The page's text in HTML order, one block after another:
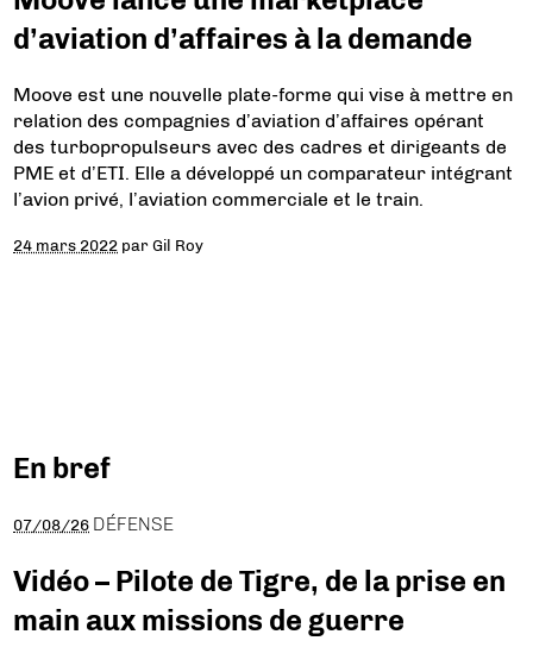
d’aviation d’affaires à la demande
Moove est une nouvelle plate-forme qui vise à mettre en
relation des compagnies d’aviation d’affaires opérant
des turbopropulseurs avec des cadres et dirigeants de
PME et d’ETI. Elle a développé un comparateur intégrant
l’avion privé, l’aviation commerciale et le train.
24 mars 2022 parGil Roy
En bref
07/08/26 DÉFENSE
Vidéo – Pilote de Tigre, de la prise en
main aux missions de guerre